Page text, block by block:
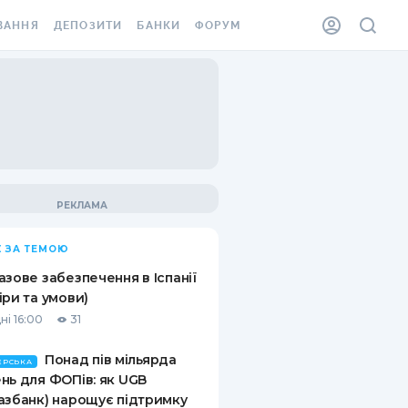
ВІНЬЄТКА
ВІД
ВИПАДКІВ
ДЕПОЗИТИ
ПИТАННЯ ТА ВІДПОВІДІ
ДЕПОЗИТНИЙ КАЛЬКУЛЯТОР
ПУТІВНИКИ ПО
БАНКИ ФОРУМ
ЗА ТЕМОЮ
забезпечення в Іспанії
та умови)
16:00 31
Понад пів мільярда
для ФОПів: як UGB
нарощує підтримку